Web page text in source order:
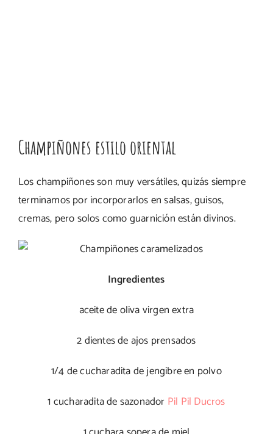
Champiñones estilo oriental
Los champiñones son muy versátiles, quizás siempre
terminamos por incorporarlos en salsas, guisos,
cremas, pero solos como guarnición están divinos.
Ingredientes
aceite de oliva virgen extra
2 dientes de ajos prensados
1/4 de cucharadita de jengibre en polvo
1 cucharadita de sazonador Pil Pil Ducros